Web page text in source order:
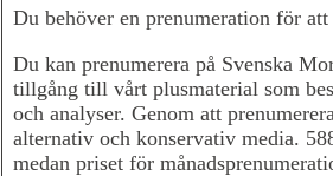
Du behöver en prenumeration för
Du kan prenumerera på Svenska
tillgång till vårt plusmaterial som
och analyser. Genom att
alternativ och konservativ media.
medan priset för